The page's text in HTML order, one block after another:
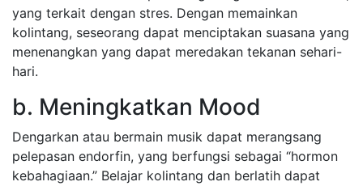
yang terkait dengan stres. Dengan memainkan
kolintang, seseorang dapat menciptakan suasana yang
menenangkan yang dapat meredakan tekanan sehari-
hari.
b. Meningkatkan Mood
Dengarkan atau bermain musik dapat merangsang
pelepasan endorfin, yang berfungsi sebagai “hormon
kebahagiaan.” Belajar kolintang dan berlatih dapat